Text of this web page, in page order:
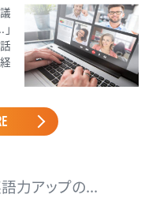
語力アップの...